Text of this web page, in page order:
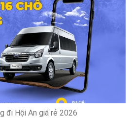
đi Hội An giá rẻ 2026